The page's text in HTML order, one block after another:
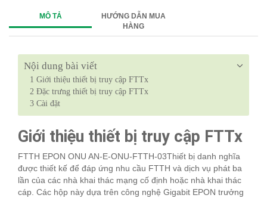
MÔ TẢ
HƯỚNG DẪN MUA
HÀNG
Nội dung bài viết
1 Giới thiệu thiết bị truy cập FTTx
2 Đặc trưng thiết bị truy cập FTTx
3 Cài đặt
Giới thiệu thiết bị truy cập FTTx
FTTH EPON ONU AN-E-ONU-FTTH-03Thiết bị danh nghĩa
được thiết kế để đáp ứng nhu cầu FTTH và dịch vụ phát ba
lần của các nhà khai thác mạng cố định hoặc nhà khai thác
cáp. Các hộp này dựa trên công nghệ Gigabit EPON trưởng